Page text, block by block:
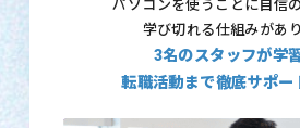
パソコンを使うことに自信
学び切れる仕組みがあり
3名のスタッフが学
転職活動まで徹底サポー